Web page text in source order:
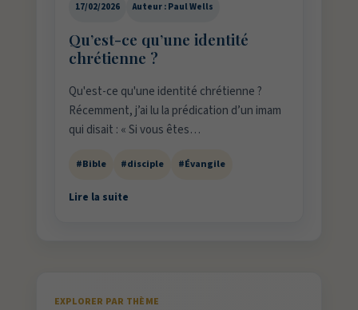
17/02/2026 Auteur : Paul Wells
Qu’est-ce qu’une identité
chrétienne ?
Qu'est-ce qu'une identité chrétienne ?
Récemment, j’ai lu la prédication d’un imam
qui disait : « Si vous êtes…
#Bible #disciple #Évangile
Lire la suite
EXPLORER PAR THÈME